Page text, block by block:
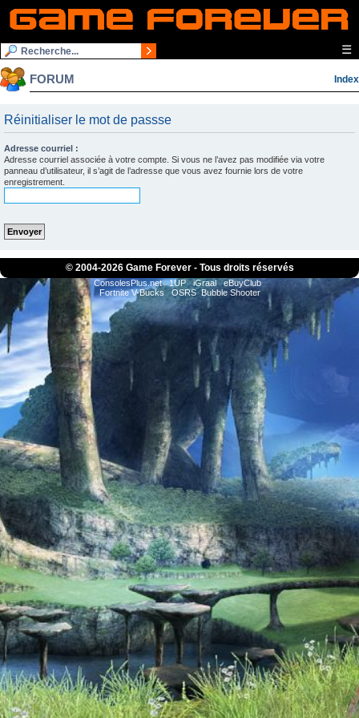
☰
FORUM Index
Réinitialiser le mot de passse
Adresse courriel :
Adresse courriel associée à votre compte. Si vous ne l’avez pas modifiée via votre
panneau d’utilisateur, il s’agit de l’adresse que vous avez fournie lors de votre
enregistrement.
© 2004-2026 Game Forever - Tous droits réservés
ConsolesPlus.net 1UP iGraal
eBuyClub
Fortnite V-Bucks
OSRS Bubble Shooter